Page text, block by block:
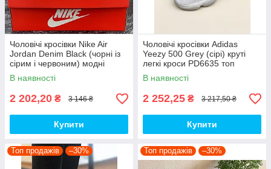
Чоловічі кросівки Nike Air
Jordan Denim Black (чорні із
сірим і червоним) модні
демісезонні кроси PD7043
топ
В наявності
2 202,20 ₴ 3 146 ₴
Купити
Чоловічі кросівки Adidas
Yeezy 500 Grey (сірі) круті
легкі кроси PD6635 топ
В наявності
2 252,25 ₴ 3 217,50 ₴
Купити
Топ продажів –30% Топ продажів –30%